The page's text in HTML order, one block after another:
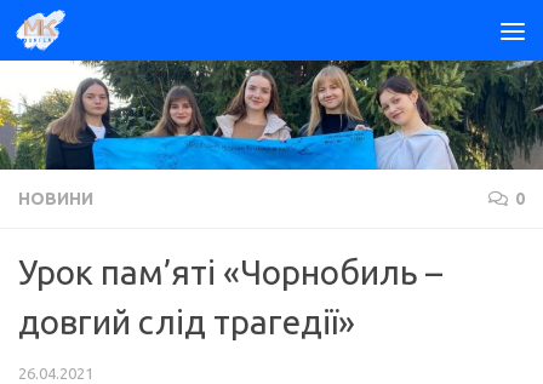
Skip to content
НОВИНИ 0
Урок пам’яті «Чорнобиль –
довгий слід трагедії»
26.04.2021